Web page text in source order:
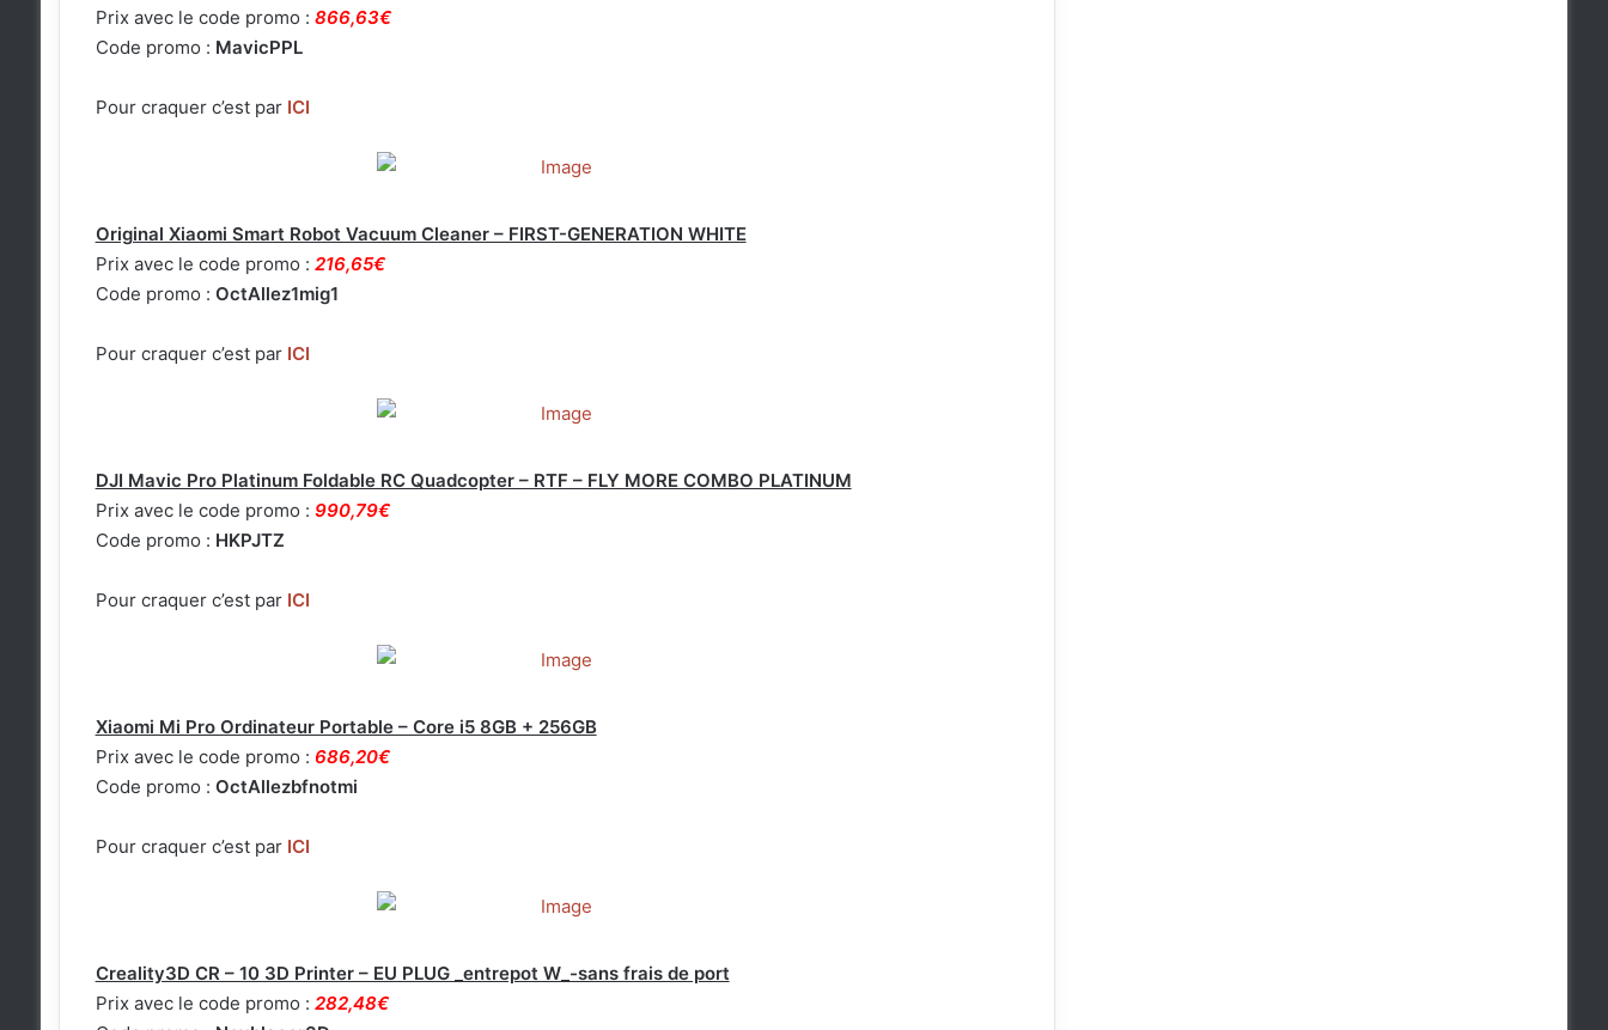
Prix avec le code promo : 866,63€
Code promo : MavicPPL
Pour craquer c’est par ICI
Original Xiaomi Smart Robot Vacuum Cleaner – FIRST-GENERATION WHITE
Prix avec le code promo : 216,65€
Code promo : OctAllez1mig1
Pour craquer c’est par ICI
DJI Mavic Pro Platinum Foldable RC Quadcopter – RTF – FLY MORE COMBO PLATINUM
Prix avec le code promo : 990,79€
Code promo : HKPJTZ
Pour craquer c’est par ICI
Xiaomi Mi Pro Ordinateur Portable – Core i5 8GB + 256GB
Prix avec le code promo : 686,20€
Code promo : OctAllezbfnotmi
Pour craquer c’est par ICI
Creality3D CR – 10 3D Printer – EU PLUG _entrepot W_-sans frais de port
Prix avec le code promo : 282,48€